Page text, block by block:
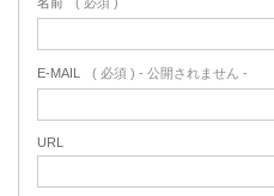
名前 ( 必須 )
E-MAIL ( 必須 ) - 公開されません -
URL